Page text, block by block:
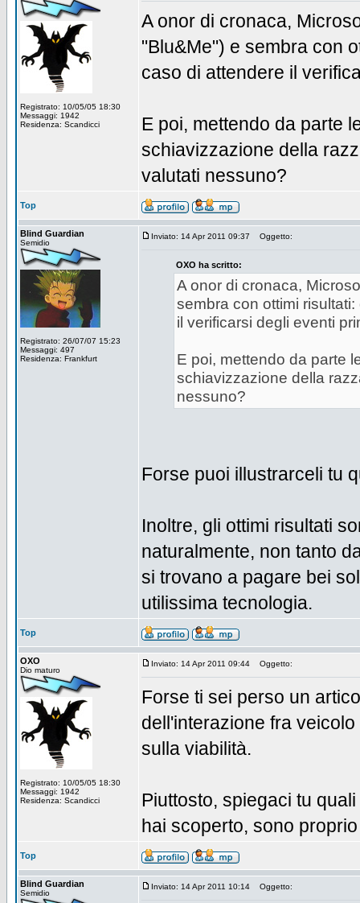
Registrato: 10/05/05 18:30
Messaggi: 1942
Residenza: Scandicci
A onor di cronaca,
"Blu&Me") e sembra con
caso di attendere il
E poi, mettendo da parte
schiavizzazione della
valutati nessuno?
Top
Blind Guardian
Semidio
Registrato: 26/07/07 15:23
Messaggi: 497
Residenza: Frankfurt
Inviato: 14 Apr 2011 09:37 Oggetto:
OXO ha scritto:
A onor di cronaca,
sembra con ottimi
il verificarsi degli eventi
E poi, mettendo da parte
schiavizzazione della
nessuno?
Forse puoi illustrarceli tu
Inoltre, gli ottimi risultati
naturalmente, non tanto
si trovano a pagare bei
utilissima tecnologia.
Top
OXO
Dio maturo
Registrato: 10/05/05 18:30
Messaggi: 1942
Residenza: Scandicci
Inviato: 14 Apr 2011 09:44 Oggetto:
Forse ti sei perso un
dell'interazione fra
sulla viabilità.
Piuttosto, spiegaci tu
hai scoperto, sono
Top
Blind Guardian
Semidio
Inviato: 14 Apr 2011 10:14 Oggetto: